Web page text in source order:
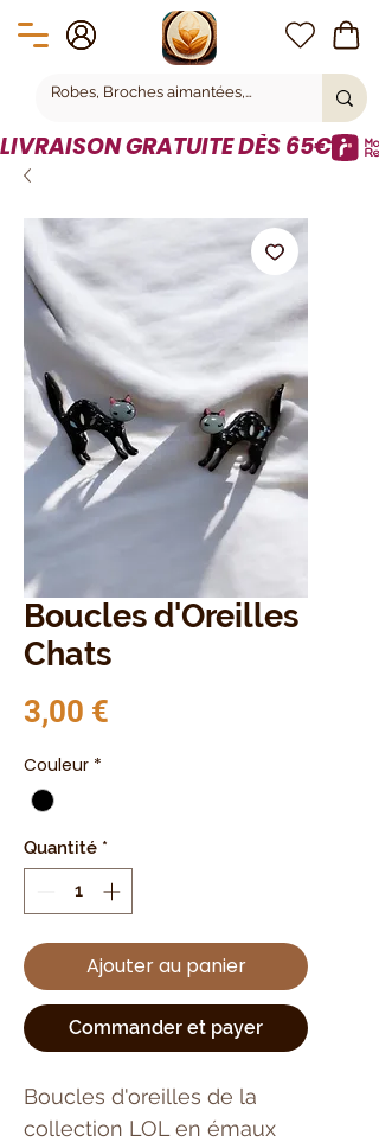
LIVRAISON GRATUITE DÈS 65€
Boucles d'Oreilles
Chats
3,00 €
Couleur *
Quantité *
Ajouter au panier
Commander et payer
Boucles d'oreilles de la
collection LOL en émaux